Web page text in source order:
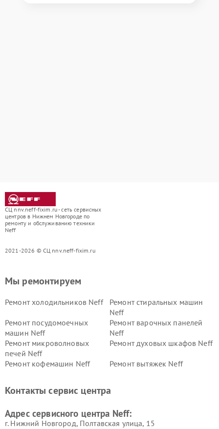
СЦ nnv.neff-fixim.ru - сеть сервисных
центров в Нижнем Новгороде по
ремонту и обслуживанию техники
Neff
2021-2026 © СЦ nnv.neff-fixim.ru
Мы ремонтируем
Ремонт холодильников Neff
Ремонт стиральных машин
Neff
Ремонт посудомоечных
машин Neff
Ремонт варочных панелей
Neff
Ремонт микроволновых
печей Neff
Ремонт духовых шкафов Neff
Ремонт кофемашин Neff Ремонт вытяжек Neff
Контакты сервис центра
Адрес сервисного центра Neff:
г. Нижний Новгород, Полтавская улица, 15